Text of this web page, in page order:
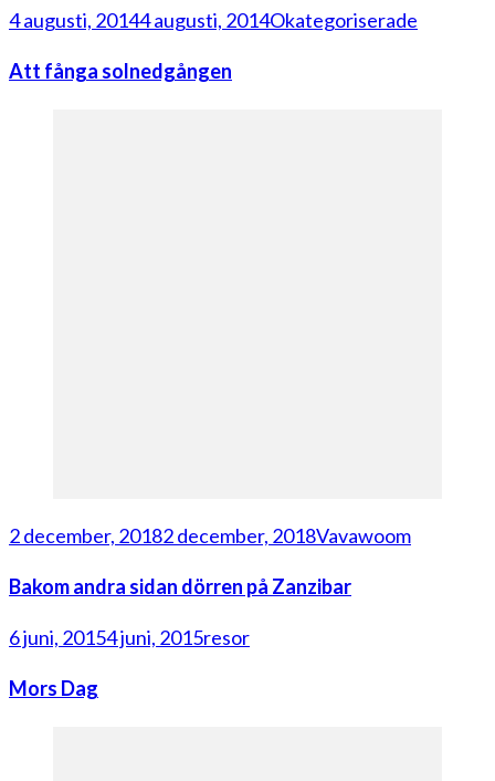
4 augusti, 20144 augusti, 2014Okategoriserade
Att fånga solnedgången
2 december, 20182 december, 2018Vavawoom
Bakom andra sidan dörren på Zanzibar
6 juni, 20154 juni, 2015resor
Mors Dag